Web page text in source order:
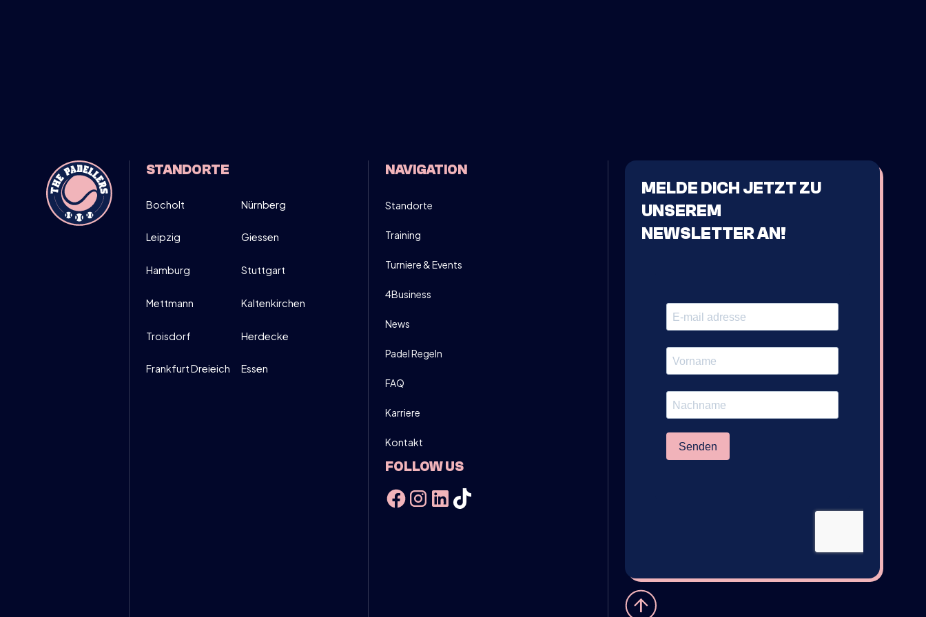
26
MÄRZ
STANDORTE
Bocholt Nürnberg
Leipzig Giessen
Hamburg Stuttgart
Mettmann Kaltenkirchen
Troisdorf Herdecke
Frankfurt Dreieich Essen
NAVIGATION
Standorte
Training
Turniere & Events
4Business
News
Padel Regeln
FAQ
Karriere
Kontakt
FOLLOW US
MELDE DICH JETZT ZU
UNSEREM
NEWSLETTER AN!